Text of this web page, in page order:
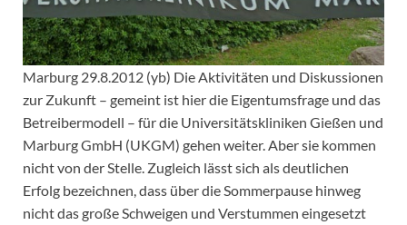
Marburg 29.8.2012 (yb) Die Aktivitäten und Diskussionen
zur Zukunft – gemeint ist hier die Eigentumsfrage und das
Betreibermodell – für die Universitätskliniken Gießen und
Marburg GmbH (UKGM) gehen weiter. Aber sie kommen
nicht von der Stelle. Zugleich lässt sich als deutlichen
Erfolg bezeichnen, dass über die Sommerpause hinweg
nicht das große Schweigen und Verstummen eingesetzt